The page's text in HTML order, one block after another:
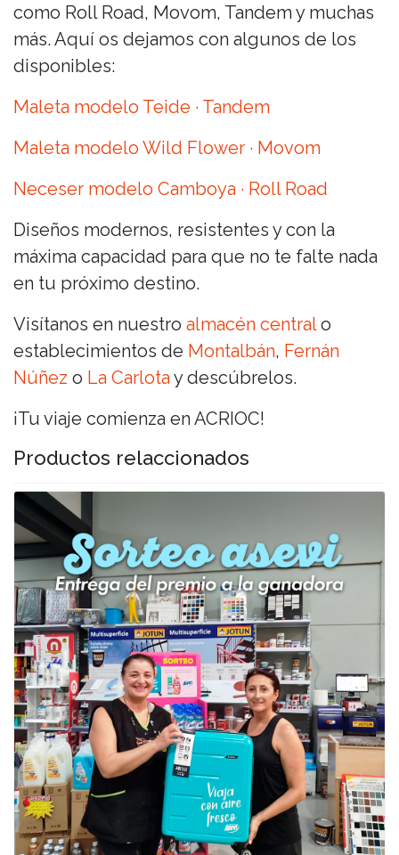
como Roll Road, Movom, Tandem y muchas
más. Aquí os dejamos con algunos de los
disponibles:
Maleta modelo Teide · Tandem
Maleta modelo Wild Flower · Movom
Neceser modelo Camboya · Roll Road
Diseños modernos, resistentes y con la
máxima capacidad para que no te falte nada
en tu próximo destino.
Visítanos en nuestro almacén centralo
establecimientos de Montalbán, Fernán
Núñez o La Carlota y descúbrelos.
¡Tu viaje comienza en ACRIOC!
Productos relaccionados